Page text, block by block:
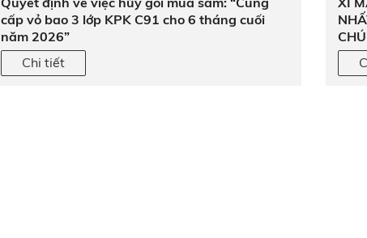
cấp vỏ bao 3 lớp KPK C91 cho 6 tháng cuối
năm 2026”
Chi tiết